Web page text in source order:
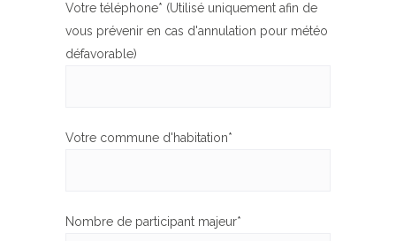
Votre téléphone* (Utilisé uniquement afin de
vous prévenir en cas d'annulation pour météo
défavorable)
Votre commune d'habitation*
Nombre de participant majeur*